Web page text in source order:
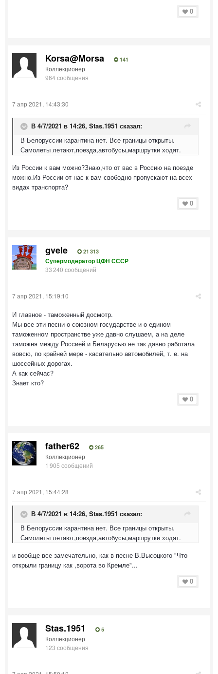
0
Korsa@Morsa 141
Коллекционер
964 сообщения
7 апр 2021, 14:43:30
В 4/7/2021 в 14:26, Stas.1951 сказал:
В Белоруссии карантина нет. Все границы открыты.
Самолеты летают,поезда,автобусы,маршрутки ходят.
Из России к вам можно?Знаю,что от вас в Россию на поезде
можно.Из России от нас к вам свободно пропускают на всех
видах транспорта?
0
gvele 21 313
Супермодератор ЦФН СССР
33 240 сообщений
7 апр 2021, 15:19:10
И главное - таможенный досмотр.
Мы все эти песни о союзном государстве и о едином
таможенном пространстве уже давно слушаем, а на деле
таможня между Россией и Беларусью не так давно работала
вовсю, по крайней мере - касательно автомобилей, т. е. на
шоссейных дорогах.
А как сейчас?
Знает кто?
0
father62 265
Коллекционер
1 905 сообщений
7 апр 2021, 15:44:28
В 4/7/2021 в 14:26, Stas.1951 сказал:
В Белоруссии карантина нет. Все границы открыты.
Самолеты летают,поезда,автобусы,маршрутки ходят.
и вообще все замечательно, как в песне В.Высоцкого "Что
открыли границу как ,ворота во Кремле"...
0
Stas.1951 5
Коллекционер
123 сообщения